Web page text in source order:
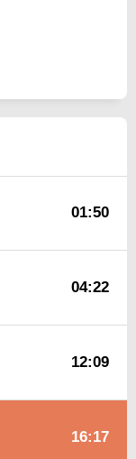
01:50
04:22
12:09
16:17